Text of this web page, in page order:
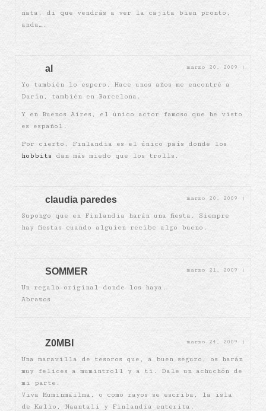
nata, di que vendrás a ver la cajita bien pronto,
anda….
al marzo 20, 2009 |
Yo también lo espero. Hace unos años me encontré a
Darín, también en Barcelona.
Y en Buenos Aires, el único actor famoso que he visto
es español.
Por cierto, Finlandia es el único país donde los
hobbits dan más miedo que los trolls.
claudia paredes marzo 20, 2009 |
Supongo que en Finlandia harán una fiesta. Siempre
hay fiestas cuando alguien recibe algo bueno.
SOMMER marzo 21, 2009 |
Un regalo original donde los haya.
Abrazos
Z0MBI marzo 24, 2009 |
Una maravilla de tesoros que, a buen seguro, os harán
muy felices a mumintroll y a ti. Dale un achuchón de
mi parte.
Viva Muminmäilma, o como rayos se escriba, la isla
de Kalio, Naantali y Finlandia enterita.